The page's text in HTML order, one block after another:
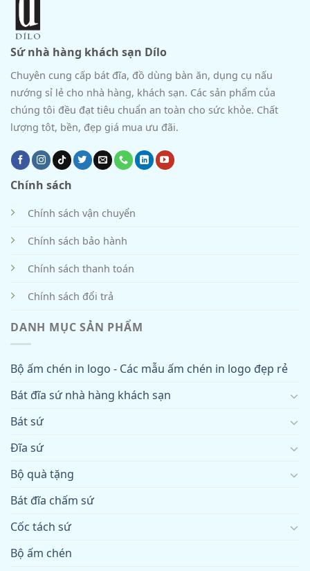
Sứ nhà hàng khách sạn Dílo
Chuyên cung cấp bát đĩa, đồ dùng bàn ăn, dụng cụ nấu
nướng sỉ lẻ cho nhà hàng, khách sạn. Các sản phẩm của
chúng tôi đều đạt tiêu chuẩn an toàn cho sức khỏe. Chất
lượng tôt, bền, đẹp giá mua ưu đãi.
Chính sách
Chính sách vận chuyển
Chính sách bảo hành
Chính sách thanh toán
Chính sách đổi trả
DANH MỤC SẢN PHẨM
Bộ ấm chén in logo - Các mẫu ấm chén in logo đẹp rẻ
Bát đĩa sứ nhà hàng khách sạn
Bát sứ
Đĩa sứ
Bộ quà tặng
Bát đĩa chấm sứ
Cốc tách sứ
Bộ ấm chén